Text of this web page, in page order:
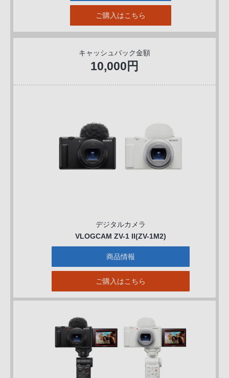
ご購入はこちら
キャッシュバック金額
10,000円
デジタルカメラ
VLOGCAM ZV-1 II(ZV-1M2)
商品情報
ご購入はこちら